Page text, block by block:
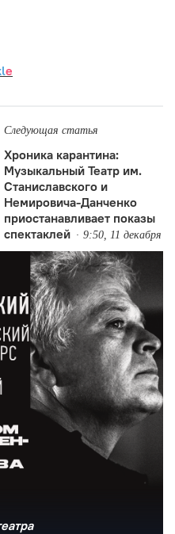
e
Следующая статья
Хроника карантина:
Музыкальный Театр им.
Станиславского и
Немировича-Данченко
приостанавливает показы
спектаклей
9:50, 11 декабря